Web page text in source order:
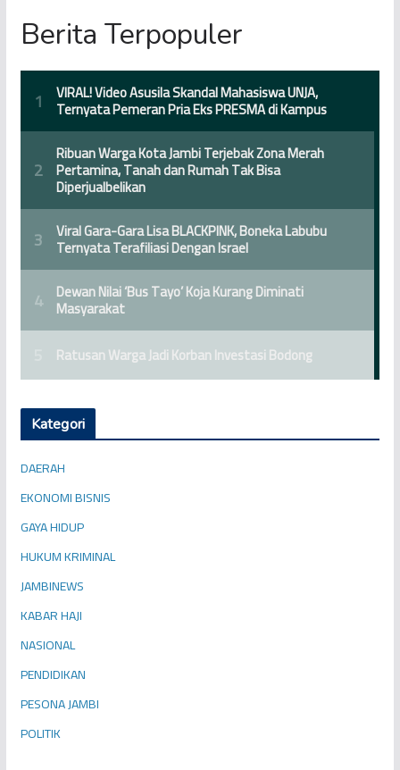
Berita Terpopuler
Kategori
DAERAH
EKONOMI BISNIS
GAYA HIDUP
HUKUM KRIMINAL
JAMBINEWS
KABAR HAJI
NASIONAL
PENDIDIKAN
PESONA JAMBI
POLITIK